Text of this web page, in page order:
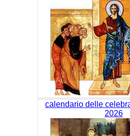
calendario delle
2026